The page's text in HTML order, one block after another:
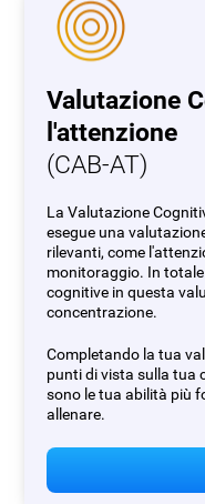
Valutazione
l'attenzione
(CAB-AT)
La Valutazione
esegue una
rilevanti, come
monitoraggio. In
cognitive in questa
concentrazione.
Completando la tua
punti di vista sulla tua
sono le tua abilità più
allenare.